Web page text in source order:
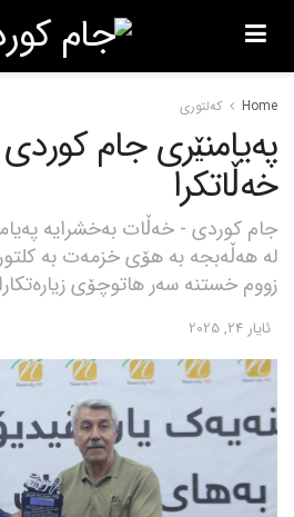
Home کەلتوری
پەیامنێری جام
خەڵاتکرا
جام کوردی - خەڵات بەخشرایە
لە ھەڵەبجە بە هۆی خزمەت بە
زووم خستنە سەر ھاتوچۆی
ئایار 24, 2025